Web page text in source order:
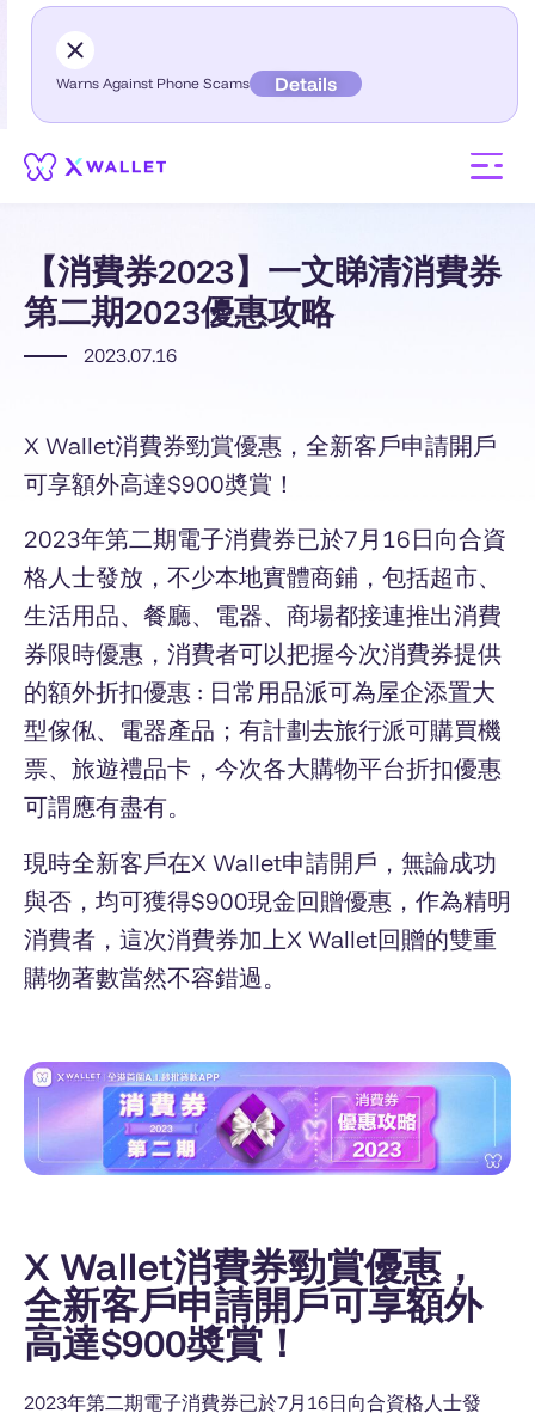
Warns Against Phone Scams Details
【消費券2023】一文睇清消費券
第二期2023優惠攻略
2023.07.16
X Wallet消費券勁賞優惠，全新客戶申請開戶
可享額外高達$900奬賞！
2023年第二期電子消費券已於7月16日向合資
格人士發放，不少本地實體商鋪，包括超市、
生活用品、餐廳、電器、商場都接連推出消費
券限時優惠，消費者可以把握今次消費券提供
的額外折扣優惠 : 日常用品派可為屋企添置大
型傢俬、電器產品；有計劃去旅行派可購買機
票、旅遊禮品卡，今次各大購物平台折扣優惠
可謂應有盡有。
現時全新客戶在X Wallet申請開戶，無論成功
與否，均可獲得$900現金回贈優惠，作為精明
消費者，這次消費券加上X Wallet回贈的雙重
購物著數當然不容錯過。
X Wallet消費券勁賞優惠，
全新客戶申請開戶可享額外
高達$900奬賞！
2023年第二期電子消費券已於7月16日向合資格人士發